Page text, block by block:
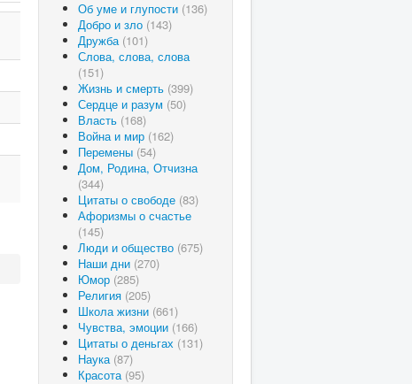
Об уме и глупости (136)
Добро и зло (143)
Дружба (101)
Слова, слова, слова
(151)
Жизнь и смерть (399)
Сердце и разум (50)
Власть (168)
Война и мир (162)
Перемены (54)
Дом, Родина, Отчизна
(344)
Цитаты о свободе (83)
Афоризмы о счастье
(145)
Люди и общество (675)
Наши дни (270)
Юмор (285)
Религия (205)
Школа жизни (661)
Чувства, эмоции (166)
Цитаты о деньгах (131)
Наука (87)
Красота (95)